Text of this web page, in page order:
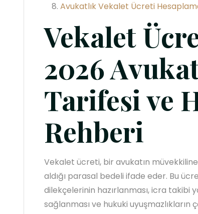
Avukatlık Vekalet Ücreti
Vekalet
2026
Tarifesi ve
Rehberi
Vekalet ücreti, bir avukatın
aldığı parasal bedeli ifade eder. Bu
dilekçelerinin hazırlanması, icra takibi
sağlanması ve hukuki